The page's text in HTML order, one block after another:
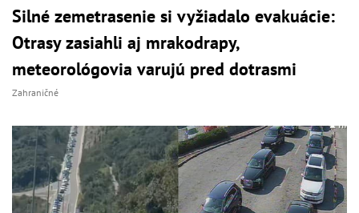
Silné zemetrasenie si vyžiadalo evakuácie:
Otrasy zasiahli aj mrakodrapy,
meteorológovia varujú pred dotrasmi
Zahraničné